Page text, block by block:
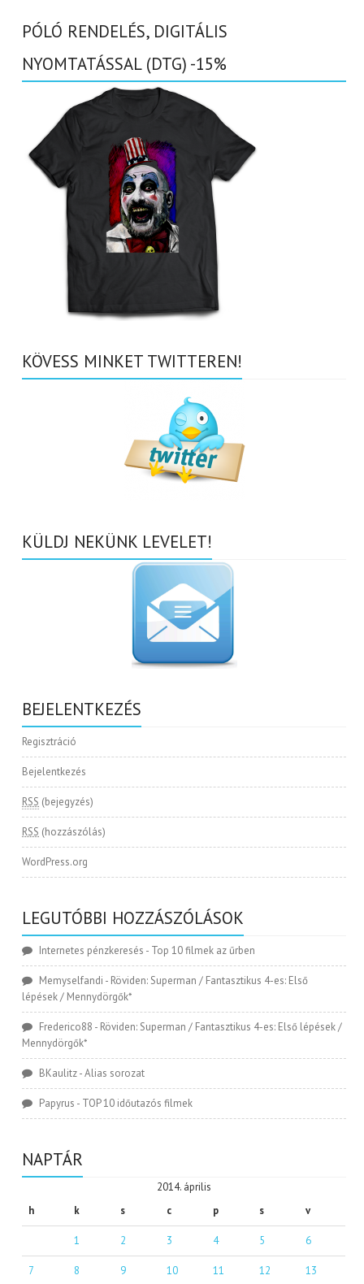
PÓLÓ RENDELÉS, DIGITÁLIS
NYOMTATÁSSAL (DTG) -15%
KÖVESS MINKET TWITTEREN!
KÜLDJ NEKÜNK LEVELET!
BEJELENTKEZÉS
Regisztráció
Bejelentkezés
RSS (bejegyzés)
RSS (hozzászólás)
WordPress.org
LEGUTÓBBI HOZZÁSZÓLÁSOK
Internetes pénzkeresés - Top 10 filmek az űrben
Memyselfandi - Röviden: Superman / Fantasztikus 4-es: Első
lépések / Mennydörgők*
Frederico88 - Röviden: Superman / Fantasztikus 4-es: Első lépések /
Mennydörgők*
BKaulitz-Alias sorozat
Papyrus - TOP 10 időutazós filmek
NAPTÁR
2014. április
h
k s c p s v
1 2 3 4 5 6
7 8 9 10 11 12 13